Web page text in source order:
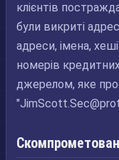
клієнтів
були викриті
адреси, імена,
номерів
джерелом, яке
"